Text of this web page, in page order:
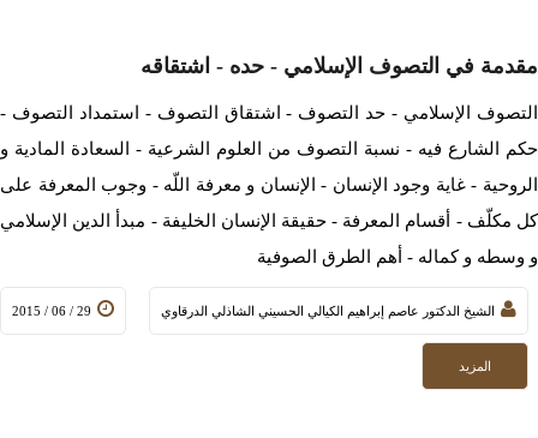
مقدمة في التصوف الإسلامي - حده - اشتقاقه
التصوف الإسلامي - حد التصوف - اشتقاق التصوف - استمداد التصوف -
حكم الشارع فيه - نسبة التصوف من العلوم الشرعية - السعادة المادية و
الروحية - غاية وجود الإنسان - الإنسان و معرفة اللّه - وجوب المعرفة على
كل مكلّف - أقسام المعرفة - حقيقة الإنسان الخليفة - مبدأ الدين الإسلامي
و وسطه و كماله - أهم الطرق الصوفية
الشيخ الدكتور عاصم إبراهيم الكيالي الحسيني الشاذلي الدرقاوي 29 / 06 / 2015
المزيد